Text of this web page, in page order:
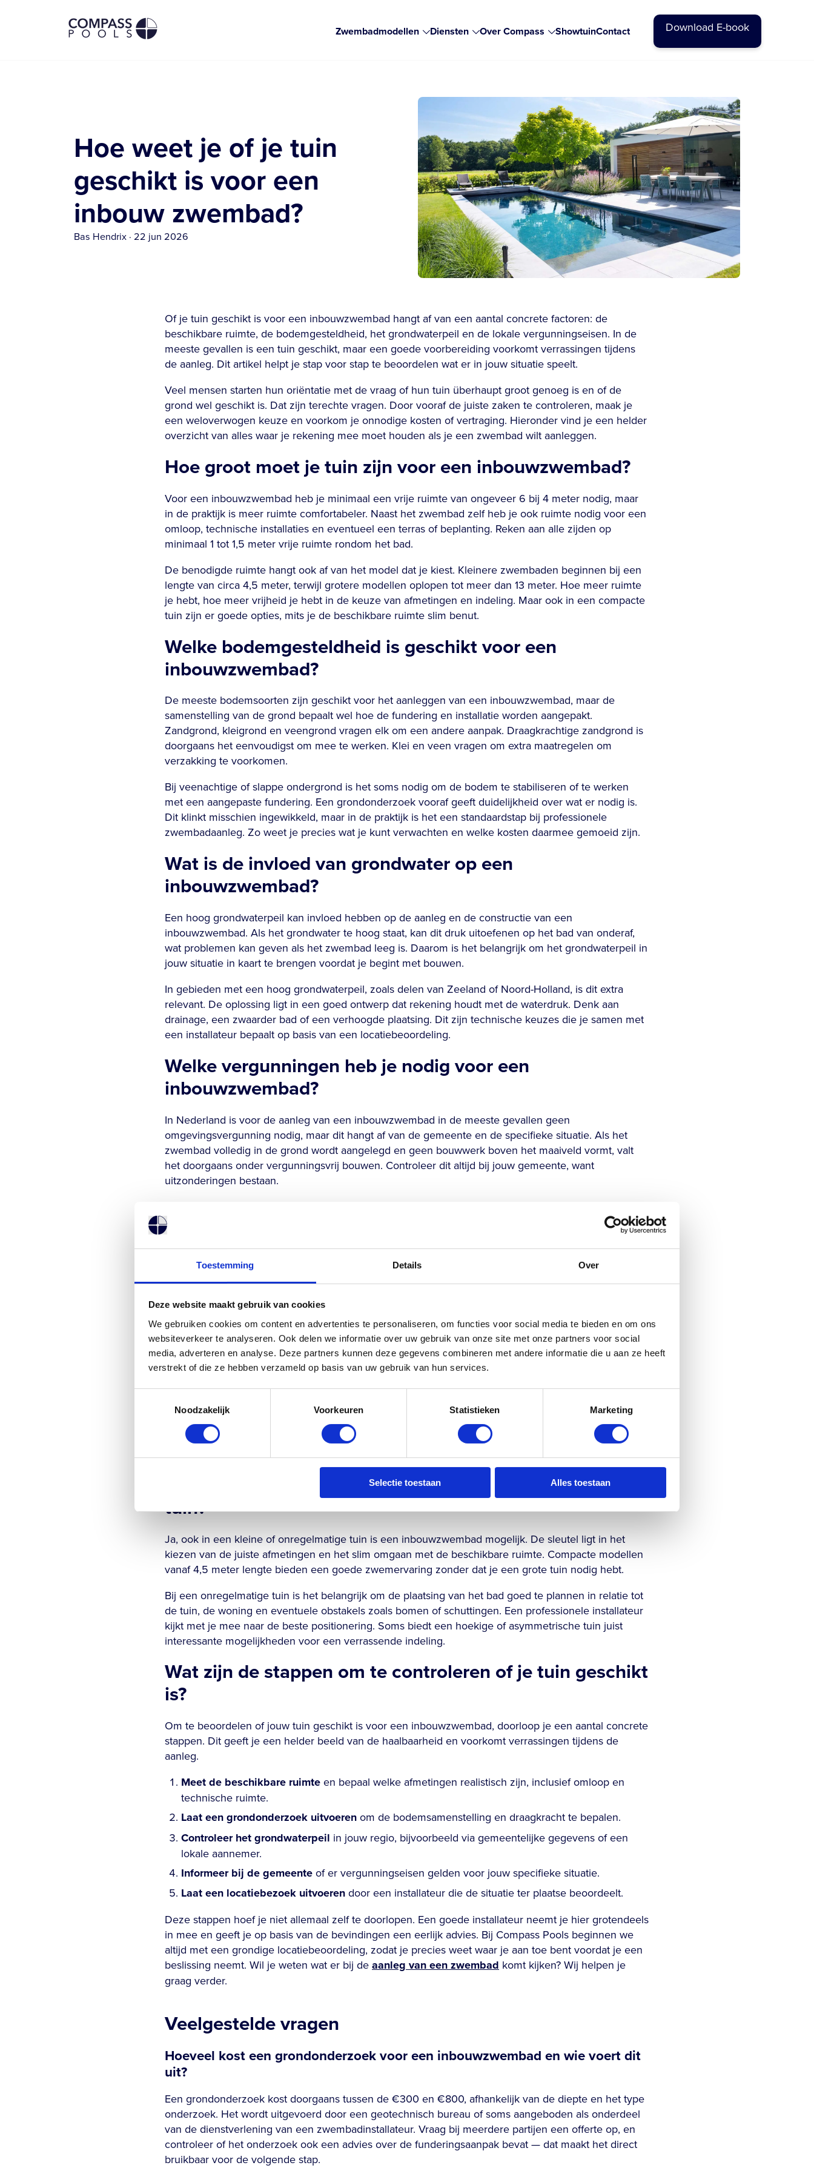
Toestemming Details Over
Deze website maakt gebruik van cookies
We gebruiken cookies om content en advertenties te personaliseren, om functies voor social media te bieden en om ons
websiteverkeer te analyseren. Ook delen we informatie over uw gebruik van onze site met onze partners voor social
media, adverteren en analyse. Deze partners kunnen deze gegevens combineren met andere informatie die u aan ze heeft
verstrekt of die ze hebben verzameld op basis van uw gebruik van hun services.
Noodzakelijk
Voorkeuren Statistieken Marketing
Selectie toestaan Alles toestaan
Zwembadmodellen Diensten Over Compass ShowtuinContact Download E-book
Hoe weet je of je tuin
geschikt is voor een
inbouw zwembad?
Bas Hendrix · 22 jun 2026
Of je tuin geschikt is voor een inbouwzwembad hangt af van een aantal concrete factoren: de
beschikbare ruimte, de bodemgesteldheid, het grondwaterpeil en de lokale vergunningseisen. In de
meeste gevallen is een tuin geschikt, maar een goede voorbereiding voorkomt verrassingen tijdens
de aanleg. Dit artikel helpt je stap voor stap te beoordelen wat er in jouw situatie speelt.
Veel mensen starten hun oriëntatie met de vraag of hun tuin überhaupt groot genoeg is en of de
grond wel geschikt is. Dat zijn terechte vragen. Door vooraf de juiste zaken te controleren, maak je
een weloverwogen keuze en voorkom je onnodige kosten of vertraging. Hieronder vind je een helder
overzicht van alles waar je rekening mee moet houden als je een zwembad wilt aanleggen.
Hoe groot moet je tuin zijn voor een inbouwzwembad?
Voor een inbouwzwembad heb je minimaal een vrije ruimte van ongeveer 6 bij 4 meter nodig, maar
in de praktijk is meer ruimte comfortabeler. Naast het zwembad zelf heb je ook ruimte nodig voor een
omloop, technische installaties en eventueel een terras of beplanting. Reken aan alle zijden op
minimaal 1 tot 1,5 meter vrije ruimte rondom het bad.
De benodigde ruimte hangt ook af van het model dat je kiest. Kleinere zwembaden beginnen bij een
lengte van circa 4,5 meter, terwijl grotere modellen oplopen tot meer dan 13 meter. Hoe meer ruimte
je hebt, hoe meer vrijheid je hebt in de keuze van afmetingen en indeling. Maar ook in een compacte
tuin zijn er goede opties, mits je de beschikbare ruimte slim benut.
Welke bodemgesteldheid is geschikt voor een
inbouwzwembad?
De meeste bodemsoorten zijn geschikt voor het aanleggen van een inbouwzwembad, maar de
samenstelling van de grond bepaalt wel hoe de fundering en installatie worden aangepakt.
Zandgrond, kleigrond en veengrond vragen elk om een andere aanpak. Draagkrachtige zandgrond is
doorgaans het eenvoudigst om mee te werken. Klei en veen vragen om extra maatregelen om
verzakking te voorkomen.
Bij veenachtige of slappe ondergrond is het soms nodig om de bodem te stabiliseren of te werken
met een aangepaste fundering. Een grondonderzoek vooraf geeft duidelijkheid over wat er nodig is.
Dit klinkt misschien ingewikkeld, maar in de praktijk is het een standaardstap bij professionele
zwembadaanleg. Zo weet je precies wat je kunt verwachten en welke kosten daarmee gemoeid zijn.
Wat is de invloed van grondwater op een
inbouwzwembad?
Een hoog grondwaterpeil kan invloed hebben op de aanleg en de constructie van een
inbouwzwembad. Als het grondwater te hoog staat, kan dit druk uitoefenen op het bad van onderaf,
wat problemen kan geven als het zwembad leeg is. Daarom is het belangrijk om het grondwaterpeil in
jouw situatie in kaart te brengen voordat je begint met bouwen.
In gebieden met een hoog grondwaterpeil, zoals delen van Zeeland of Noord-Holland, is dit extra
relevant. De oplossing ligt in een goed ontwerp dat rekening houdt met de waterdruk. Denk aan
drainage, een zwaarder bad of een verhoogde plaatsing. Dit zijn technische keuzes die je samen met
een installateur bepaalt op basis van een locatiebeoordeling.
Welke vergunningen heb je nodig voor een
inbouwzwembad?
In Nederland is voor de aanleg van een inbouwzwembad in de meeste gevallen geen
omgevingsvergunning nodig, maar dit hangt af van de gemeente en de specifieke situatie. Als het
zwembad volledig in de grond wordt aangelegd en geen bouwwerk boven het maaiveld vormt, valt
het doorgaans onder vergunningsvrij bouwen. Controleer dit altijd bij jouw gemeente, want
uitzonderingen bestaan.
bestemmingsplanregels? Dan kunnen er aanvullende eisen gelden. Ook voor een overkapping of
poolhouse boven het zwembad is vrijwel altijd een vergunning vereist. Het is verstandig om dit vroeg
in het proces na te gaan, zodat je geen onnodige vertraging oploopt.
Hoe weet je of de ondergrond stabiel genoeg is voor een
zwembad?
De stabiliteit van de ondergrond bepaal je door een grondonderzoek te laten uitvoeren. Dit onderzoek
brengt de draagkracht, samenstelling en eventuele risico’s van de bodem in kaart. Op basis hiervan
bepaal je welke funderingsaanpak nodig is. Zonder dit onderzoek werk je op aannames, en dat kan
Signalen dat de ondergrond extra aandacht vraagt, zijn onder andere een zachte of veerkrachtige
bodem, zichtbare verzakkingen in de tuin of een ligging nabij water. In die gevallen is een
grondonderzoek geen overbodige luxe, maar een praktische noodzaak. De kosten van zo’n
onderzoek wegen ruimschoots op tegen de risico’s van een slecht gefundeerd zwembad.
Kan een zwembad ook in een kleine of onregelmatige
tuin?
Ja, ook in een kleine of onregelmatige tuin is een inbouwzwembad mogelijk. De sleutel ligt in het
kiezen van de juiste afmetingen en het slim omgaan met de beschikbare ruimte. Compacte modellen
vanaf 4,5 meter lengte bieden een goede zwemervaring zonder dat je een grote tuin nodig hebt.
Bij een onregelmatige tuin is het belangrijk om de plaatsing van het bad goed te plannen in relatie tot
de tuin, de woning en eventuele obstakels zoals bomen of schuttingen. Een professionele installateur
kijkt met je mee naar de beste positionering. Soms biedt een hoekige of asymmetrische tuin juist
interessante mogelijkheden voor een verrassende indeling.
Wat zijn de stappen om te controleren of je tuin geschikt
is?
Om te beoordelen of jouw tuin geschikt is voor een inbouwzwembad, doorloop je een aantal concrete
stappen. Dit geeft je een helder beeld van de haalbaarheid en voorkomt verrassingen tijdens de
aanleg.
Meet de beschikbare ruimte en bepaal welke afmetingen realistisch zijn, inclusief omloop en
technische ruimte.
Laat een grondonderzoek uitvoeren om de bodemsamenstelling en draagkracht te bepalen.
Controleer het grondwaterpeil in jouw regio, bijvoorbeeld via gemeentelijke gegevens of een
lokale aannemer.
Informeer bij de gemeente of er vergunningseisen gelden voor jouw specifieke situatie.
Laat een locatiebezoek uitvoeren door een installateur die de situatie ter plaatse beoordeelt.
Deze stappen hoef je niet allemaal zelf te doorlopen. Een goede installateur neemt je hier grotendeels
in mee en geeft je op basis van de bevindingen een eerlijk advies. Bij Compass Pools beginnen we
altijd met een grondige locatiebeoordeling, zodat je precies weet waar je aan toe bent voordat je een
beslissing neemt. Wil je weten wat er bij de aanleg van een zwembad komt kijken? Wij helpen je
graag verder.
Veelgestelde vragen
Hoeveel kost een grondonderzoek voor een inbouwzwembad en wie voert dit
uit?
Een grondonderzoek kost doorgaans tussen de €300 en €800, afhankelijk van de diepte en het type
onderzoek. Het wordt uitgevoerd door een geotechnisch bureau of soms aangeboden als onderdeel
van de dienstverlening van een zwembadinstallateur. Vraag bij meerdere partijen een offerte op, en
controleer of het onderzoek ook een advies over de funderingsaanpak bevat — dat maakt het direct
bruikbaar voor de volgende stap.